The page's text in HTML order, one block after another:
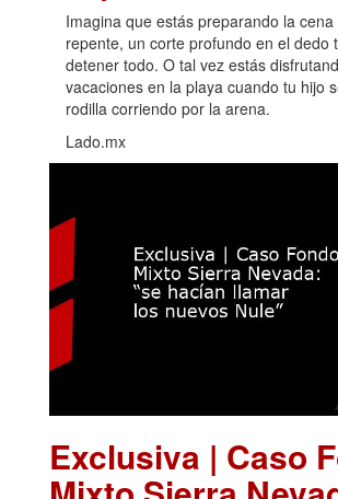
Imagina que estás preparando la cena
repente, un corte profundo en el dedo
detener todo. O tal vez estás
vacaciones en la playa cuando tu hijo
rodilla corriendo por la arena.
Lado.mx
Exclusiva | Caso